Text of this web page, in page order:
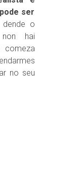
ser
dende o
hai
comeza
no seu